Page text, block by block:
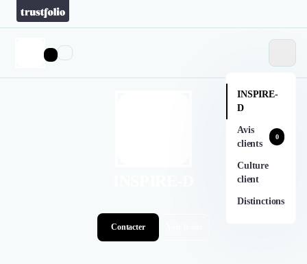
INSPIRE-
D
Avis
clients
0
Culture
client
Distinctions
Contacter